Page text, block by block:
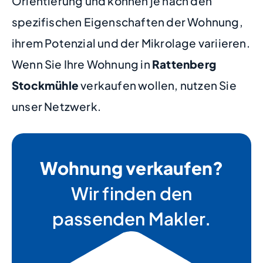
spezifischen Eigenschaften der Wohnung,
ihrem Potenzial und der Mikrolage variieren.
Wenn Sie Ihre Wohnung in Rattenberg
Stockmühleverkaufen wollen, nutzen Sie
unser Netzwerk.
Wohnung verkaufen?
Wir finden den
passenden Makler.